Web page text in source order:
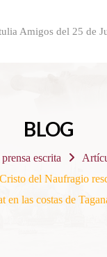
BLOG
escrita
del Naufragio
en las costas de